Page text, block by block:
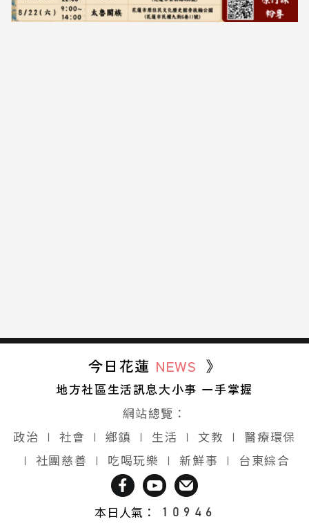
今日花蓮 NEWS 》
地方社區生活訊息大小事 一手掌握
網站總覽：
政治 ∣ 社會 ∣ 鄉鎮 ∣ 生活 ∣ 文教 ∣
醫療環保
∣ 社團慈善 ∣ 吃喝玩樂 ∣ 新鮮事 ∣ 台東綜合
本日人氣：